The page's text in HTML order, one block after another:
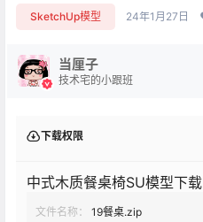
SketchUp模型 24年1月27日
当厘子
技术宅的小跟班
下载权限
中式木质餐桌椅SU模型下载
文件名称：
19餐桌.zip